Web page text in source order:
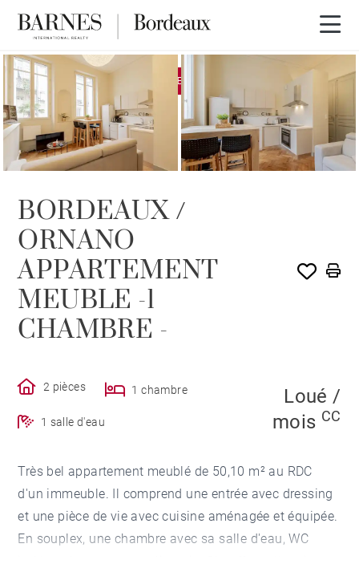
EXCLUSIVITÉ LOUÉ PAR BARNES
BORDEAUX /
ORNANO
APPARTEMENT
MEUBLE -1
CHAMBRE -
2 pièces 1 chambre
1 salle d'eau
Loué /
mois CC
Très bel appartement meublé de 50,10 m² au RDC
d'un immeuble. Il comprend une entrée avec dressing
et une pièce de vie avec cuisine aménagée et équipée.
En souplex, une chambre avec sa salle d'eau, WC